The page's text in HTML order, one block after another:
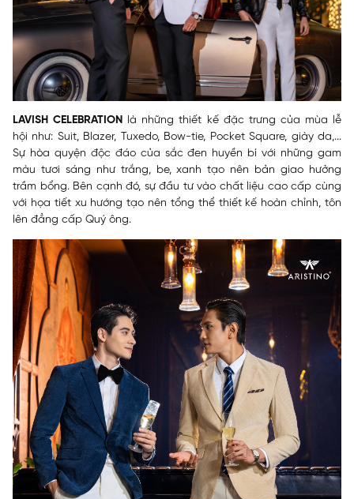
LAVISH CELEBRATION là những thiết kế đặc trưng của mùa lễ
hội như: Suit, Blazer, Tuxedo, Bow-tie, Pocket Square, giày da,...
Sự hòa quyện độc đáo của sắc đen huyền bí với những gam
màu tươi sáng như trắng, be, xanh tạo nên bản giao hưởng
trầm bổng. Bên cạnh đó, sự đầu tư vào chất liệu cao cấp cùng
với họa tiết xu hướng tạo nên tổng thể thiết kế hoàn chỉnh, tôn
lên đẳng cấp Quý ông.